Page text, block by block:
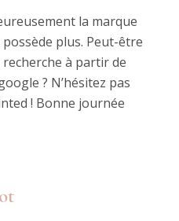
la marque
possède plus. Peut-être
à partir de
? N’hésitez pas
! Bonne journée